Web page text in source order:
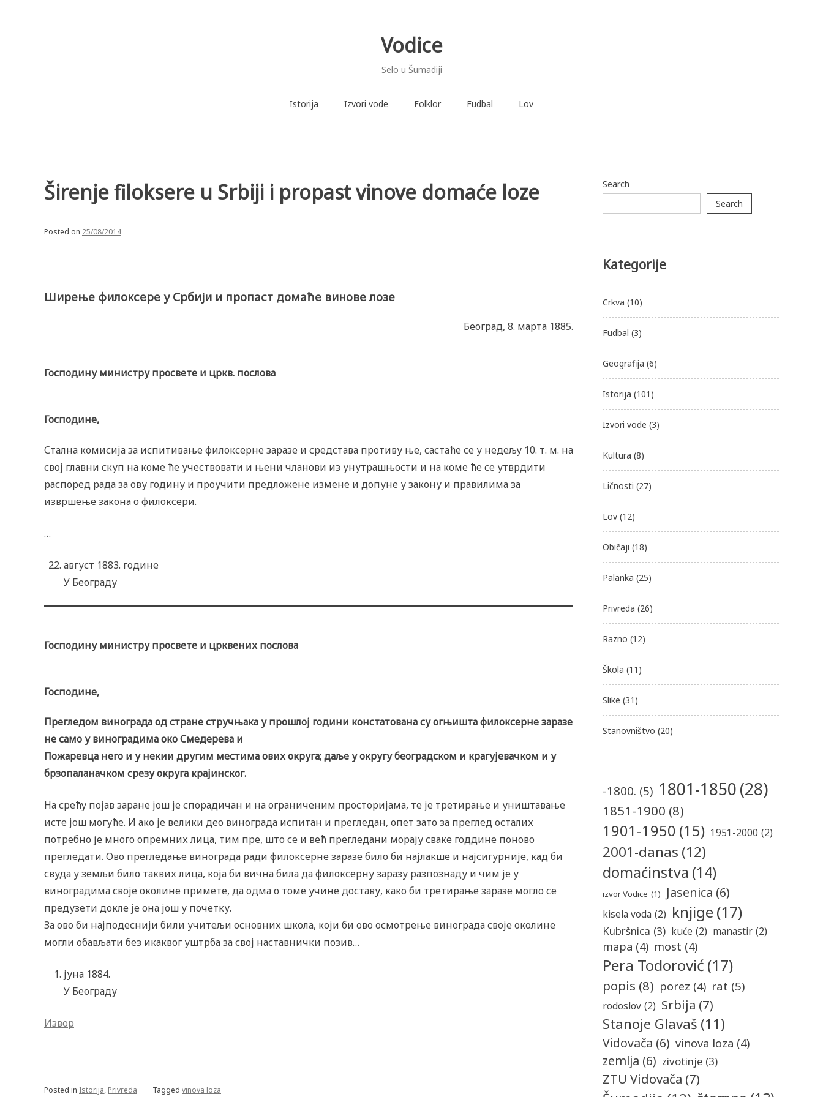
Vodice
Selo u Šumadiji
Istorija Izvori vode Folklor Fudbal Lov
Širenje filoksere u Srbiji i propast vinove domaće loze
Posted on 25/08/2014
Ширење филоксере у Србији и пропаст домаће винове лозе
Београд, 8. марта 1885.
Господину министру просвете и цркв. послова
Господине,
Стална комисија за испитивање филоксерне заразе и средстава противу ње, састаће се у недељу 10. т. м. на
свој главни скуп на коме ће учествовати и њени чланови из унутрашњости и на коме ће се утврдити
распоред рада за ову годину и проучити предложене измене и допуне у закону и правилима за
извршење закона о филоксери.
…
август 1883. године
У Београду
Господину министру просвете и црквених послова
Господине,
Прегледом винограда од стране стручњака у прошлој години констатована су огњишта филоксерне заразе
не само у виноградима око Смедерева и
Пожаревца него и у некии другим местима ових округа; даље у округу београдском и крагујевачком и у
брзопаланачком срезу округа крајинског.
На срећу појав заране још је спорадичан и на ограниченим просторијама, те је третирање и уништавање
исте још могуће. И ако је велики део винограда испитан и прегледан, опет зато за преглед осталих
потребно је много опремних лица, тим пре, што се и већ прегледани морају сваке годдине поново
прегледати. Ово прегледање винограда ради филоксерне заразе било би најлакше и најсигурније, кад би
свуда у земљи било таквих лица, која би вична била да филоксерну заразу разпознаду и чим је у
виноградима своје околине примете, да одма о томе учине доставу, како би третирање заразе могло се
предузети докле је она још у почетку.
За ово би најподеснији били учитељи основних школа, који би ово осмотрење винограда своје околине
могли обављати без икаквог уштрба за свој наставнички позив…
јуна 1884.
У Београду
Извор
Posted in Istorija, Privreda Tagged vinova loza
Search
Search
Kategorije
Crkva (10)
Fudbal (3)
Geografija (6)
Istorija (101)
Izvori vode (3)
Kultura (8)
Ličnosti (27)
Lov (12)
Običaji (18)
Palanka (25)
Privreda (26)
Razno (12)
Škola (11)
Slike (31)
Stanovništvo (20)
-1800. (5) 1801-1850(28)
1851-1900 (8)
1901-1950 (15) 1951-2000 (2)
2001-danas (12)
domaćinstva (14)
izvor Vodice (1) Jasenica (6)
kisela voda (2) knjige(17)
Kubršnica (3) kuće (2) manastir (2)
mapa (4) most (4)
Pera Todorović (17)
popis (8) porez (4) rat (5)
rodoslov (2) Srbija (7)
Stanoje Glavaš (11)
Vidovača (6) vinova loza (4)
zemlja (6) zivotinje (3)
ZTU Vidovača (7)